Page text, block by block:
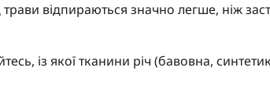
трави відпираються значно легше, ніж
із якої тканини річ (бавовна,